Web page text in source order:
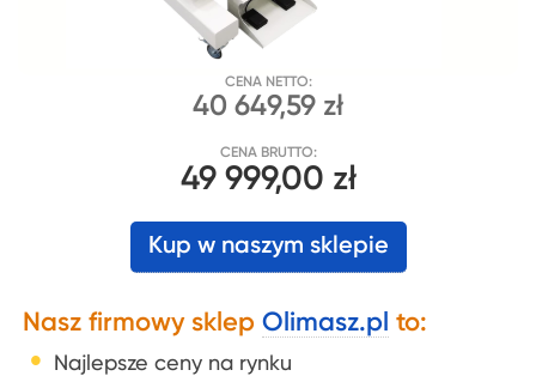
CENA NETTO:
40 649,59 zł
CENA BRUTTO:
49 999,00 zł
Kup w naszym sklepie
Nasz firmowy sklep Olimasz.pl to:
Najlepsze ceny na rynku